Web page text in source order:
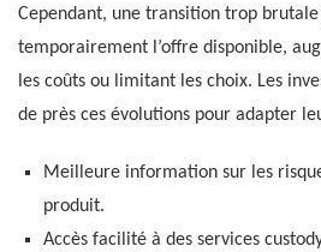
Cependant, une transition trop
temporairement l’offre disponible,
les coûts ou limitant les choix. Les
de près ces évolutions pour adapter
Meilleure information sur les
produit.
Accès facilité à des services